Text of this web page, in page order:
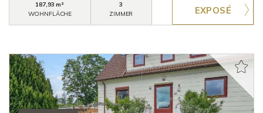
187,93 m²
WOHNFLÄCHE
3
ZIMMER